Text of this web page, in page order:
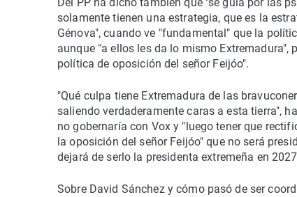
solamente tienen una estrategia, que es la
Génova", cuando ve "fundamental" que la
aunque "a ellos les da lo mismo
política de oposición del señor Feijóo".
"Qué culpa tiene Extremadura de las
saliendo verdaderamente caras a esta tierra",
no gobernaría con Vox y "luego tener que
la oposición del señor Feijóo" que no será
dejará de serlo la presidenta extremeña en 2027
Sobre David Sánchez y cómo pasó de ser